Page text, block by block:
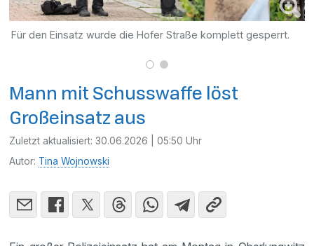
Für den Einsatz wurde die Hofer Straße komplett gesperrt.
Mann mit Schusswaffe löst
Großeinsatz aus
Zuletzt aktualisiert:30.06.2026 | 05:50 Uhr
Autor: Tina Wojnowski